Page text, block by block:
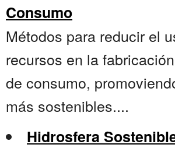
Consumo
Métodos para reducir el
recursos en la
de consumo,
más sostenibles....
Hidrosfera